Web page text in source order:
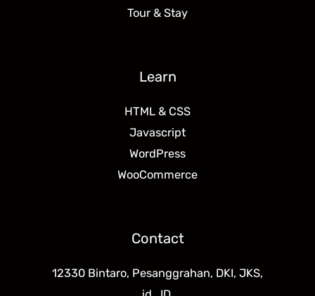
Tour & Stay
Learn
HTML & CSS
Javascript
WordPress
WooCommerce
Contact
12330 Bintaro, Pesanggrahan, DKI, JKS,